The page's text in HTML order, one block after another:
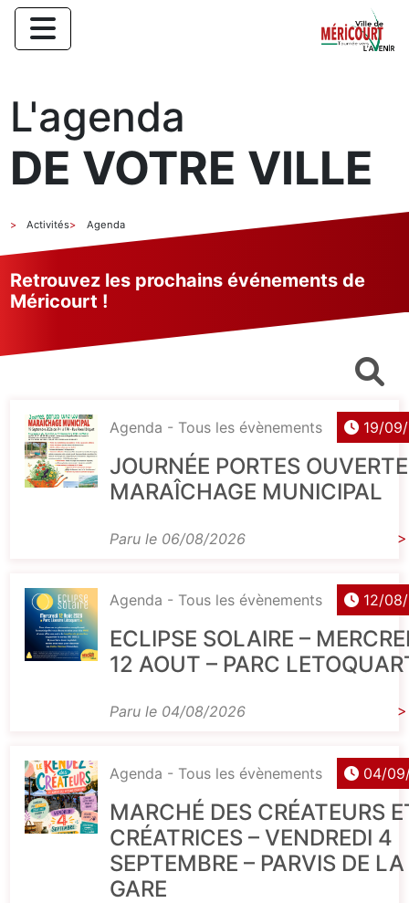
L'agenda
DE VOTRE VILLE
Activités Agenda
Retrouvez les prochains événements de
Méricourt !
Agenda - Tous les évènements 19/
JOURNÉE PORTES
MARAÎCHAGE MUNICIPAL
Paru le 06/08/2026
Agenda - Tous les évènements 12/
ECLIPSE SOLAIRE –
12 AOUT – PARC
Paru le 04/08/2026
Agenda - Tous les évènements 04/
MARCHÉ DES CRÉATEURS
CRÉATRICES – VENDREDI 4
SEPTEMBRE – PARVIS DE LA
GARE